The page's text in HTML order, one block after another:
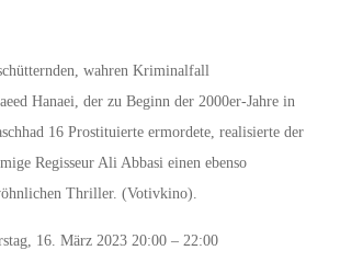
wahren Kriminalfall
Hanaei, der zu Beginn der 2000er-Jahre in
16 Prostituierte ermordete, realisierte der
Regisseur Ali Abbasi einen ebenso
Thriller. (Votivkino).
16. März 2023 20:00 – 22:00